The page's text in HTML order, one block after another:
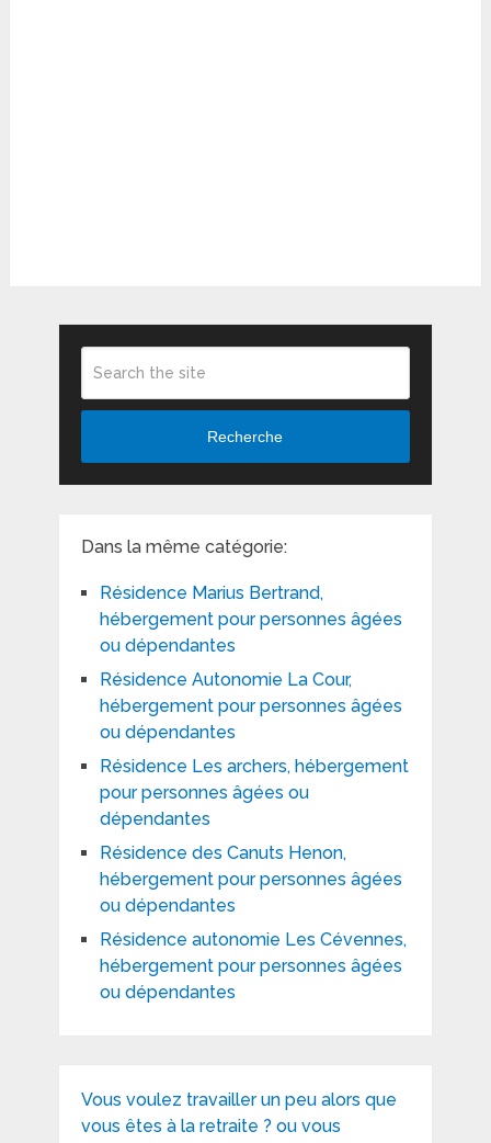
Recherche
Dans la même catégorie:
Résidence Marius Bertrand,
hébergement pour personnes âgées
ou dépendantes
Résidence Autonomie La Cour,
hébergement pour personnes âgées
ou dépendantes
Résidence Les archers, hébergement
pour personnes âgées ou
dépendantes
Résidence des Canuts Henon,
hébergement pour personnes âgées
ou dépendantes
Résidence autonomie Les Cévennes,
hébergement pour personnes âgées
ou dépendantes
Vous voulez travailler un peu alors que
vous êtes à la retraite ? ou vous